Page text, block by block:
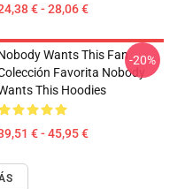
€ - 28,06 €
Wants This Fan
Favorita Nobody
This Hoodies
€ - 45,95 €
-20%